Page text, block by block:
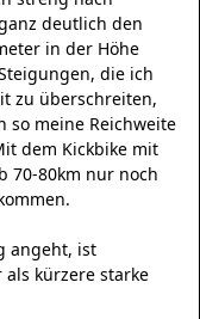
deutlich den
in der Höhe
die ich
zu überschreiten,
so meine Reichweite
dem Kickbike mit
70-80km nur noch
angeht, ist
kürzere starke